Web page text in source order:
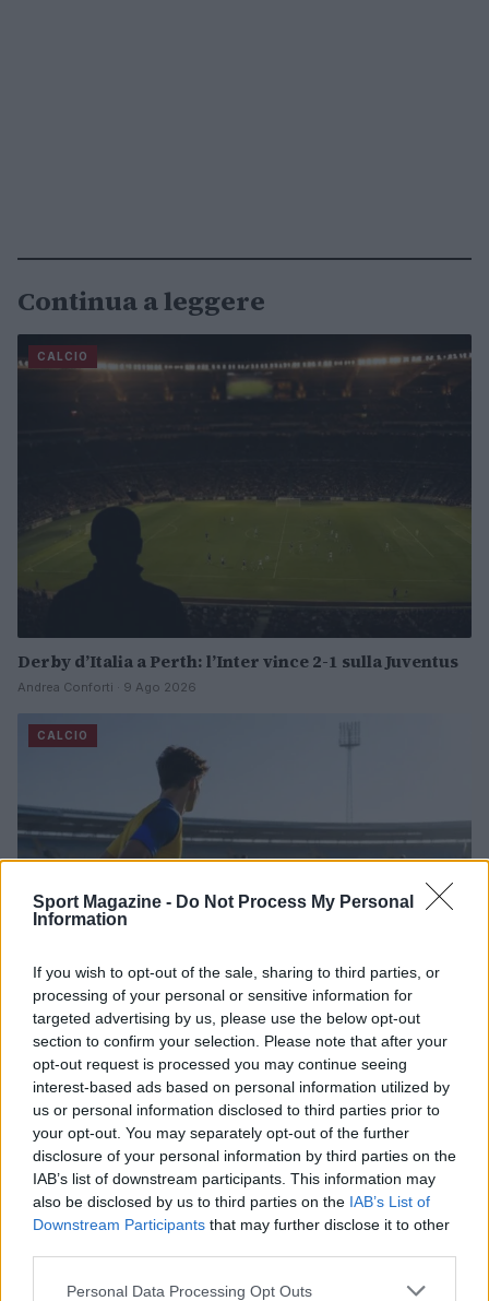
Sport Magazine - Do Not Process My Personal
Information
If you wish to opt-out of the sale, sharing to third parties, or
processing of your personal or sensitive information for
targeted advertising by us, please use the below opt-out
section to confirm your selection. Please note that after your
opt-out request is processed you may continue seeing
interest-based ads based on personal information utilized by
us or personal information disclosed to third parties prior to
your opt-out. You may separately opt-out of the further
disclosure of your personal information by third parties on the
IAB’s list of downstream participants. This information may
also be disclosed by us to third parties on the IAB’s List of
Downstream Participants that may further disclose it to other
Please note that this website/app uses one or more Google
Personal Data Processing Opt Outs
Continua a leggere
CALCIO
Derby d’Italia a Perth: l’Inter vince 2-1 sulla Juventus
Andrea Conforti · 9 Ago 2026
CALCIO
Touré all’Atalanta: il percorso del giovane talento
maliano in Serie A
Francesca Lombardi · 9 Ago 2026
CALCIO